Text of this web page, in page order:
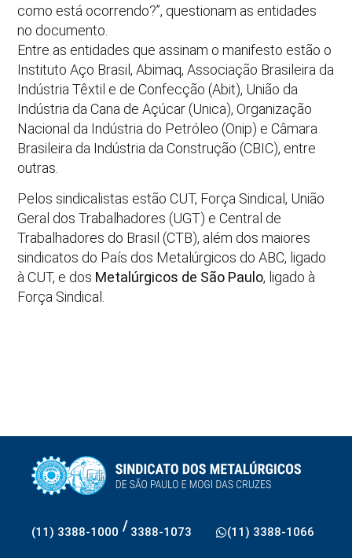
como está ocorrendo?”, questionam as entidades
no documento.
Entre as entidades que assinam o manifesto estão o
Instituto Aço Brasil, Abimaq, Associação Brasileira da
Indústria Têxtil e de Confecção (Abit), União da
Indústria da Cana de Açúcar (Unica), Organização
Nacional da Indústria do Petróleo (Onip) e Câmara
Brasileira da Indústria da Construção (CBIC), entre
outras.
Pelos sindicalistas estão CUT, Força Sindical, União
Geral dos Trabalhadores (UGT) e Central de
Trabalhadores do Brasil (CTB), além dos maiores
sindicatos do País dos Metalúrgicos do ABC, ligado
à CUT, e dos Metalúrgicos de São Paulo, ligado à
Força Sindical.
(11) 3388-1000 / 3388-1073 (11) 3388-1066